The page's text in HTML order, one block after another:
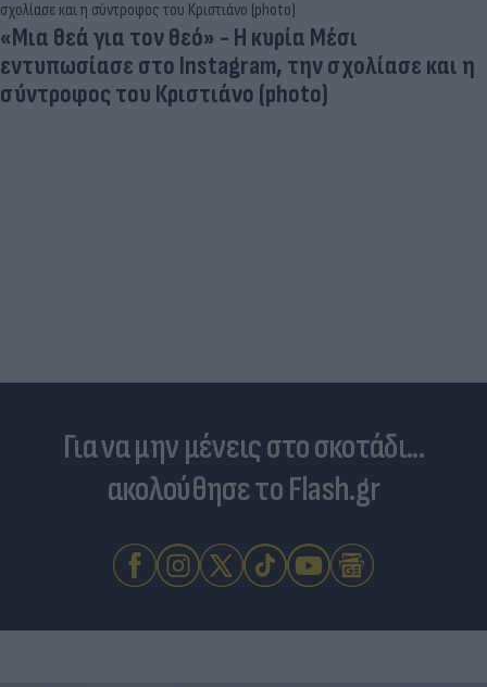
Γιατί οι Έλληνες γελάσαμε πολύ με τη νέα
φανέλα του Σαλάχ (αλλά δεν είναι, προφανώς,
αυτό που νομίζουμε)
Για να μην μένεις στο σκοτάδι...
ακολούθησε το Flash.gr